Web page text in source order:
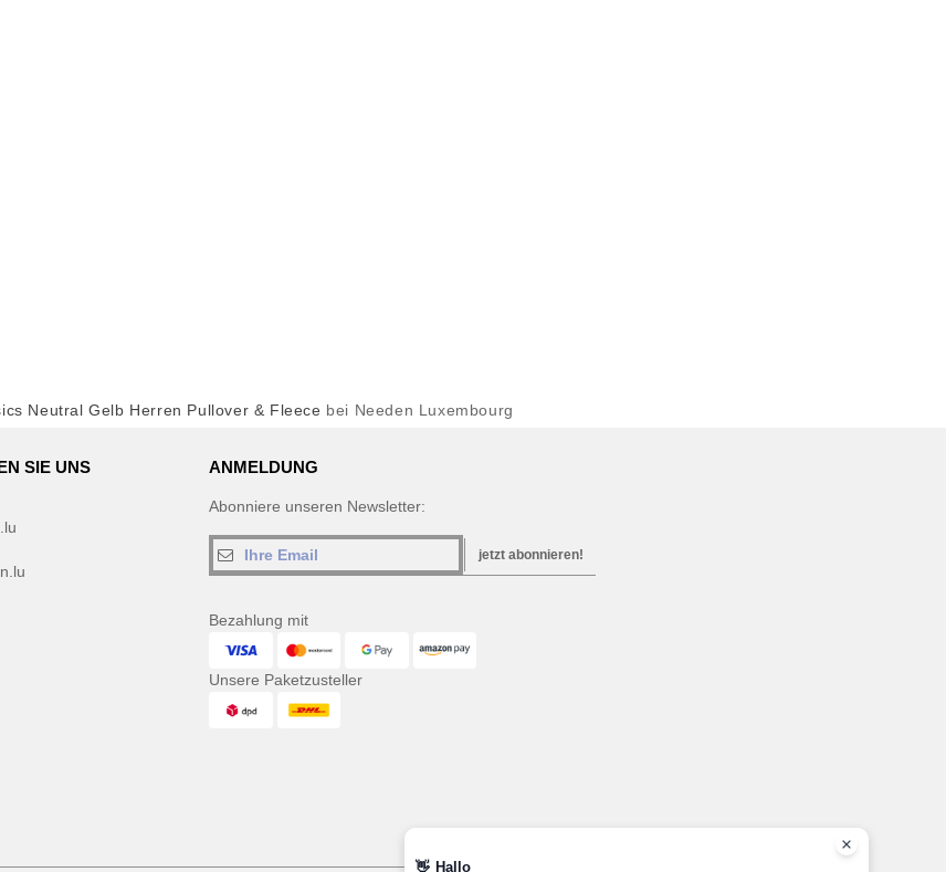
Neutral Gelb Herren Pullover & Fleece bei Needen Luxembourg
SIE UNS ANMELDUNG
Abonniere unseren Newsletter:
jetzt abonnieren!
Bezahlung mit
Unsere Paketzusteller
👋 Hallo